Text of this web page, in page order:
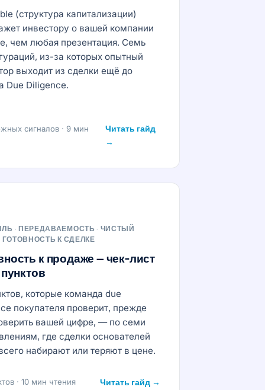
(структура капитализации)
инвестору о вашей компании
чем любая презентация. Семь
из-за которых опытный
выходит из сделки ещё до
Due Diligence.
сигналов · 9 мин
Читать гайд
→
· ПЕРЕДАВАЕМОСТЬ · ЧИСТЫЙ
ГОТОВНОСТЬ К СДЕЛКЕ
к продаже — чек-лист
которые команда due
покупателя проверит, прежде
вашей цифре, — по семи
где сделки основателей
набирают или теряют в цене.
· 10 мин чтения Читать гайд →